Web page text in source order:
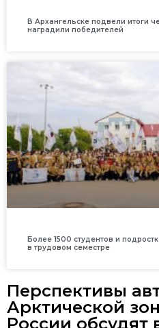
В Архангельске подвели итоги
наградили победителей
Более 1500 студентов и
в трудовом семестре
Перспективы
Арктической
России обсудят